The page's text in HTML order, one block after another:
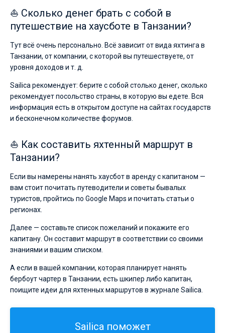
⛵ Сколько денег брать с собой в
путешествие на хаусботе в Танзании?
Тут всё очень персонально. Всё зависит от вида яхтинга в
Танзании, от компании, с которой вы путешествуете, от
уровня доходов и т. д.
Sailica рекомендует: берите с собой столько денег, сколько
рекомендует посольство страны, в которую вы едете. Вся
информация есть в открытом доступе на сайтах государств
и бесконечном количестве форумов.
⛵ Как составить яхтенный маршрут в
Танзании?
Если вы намерены нанять хаусбот в аренду с капитаном —
вам стоит почитать путеводители и советы бывалых
туристов, пройтись по Google Maps и почитать статьи о
регионах.
Далее — составьте список пожеланий и покажите его
капитану. Он составит маршрут в соответствии со своими
знаниями и вашим списком.
А если в вашей компании, которая планирует нанять
бербоут чартер в Танзании, есть шкипер либо капитан,
поищите идеи для яхтенных маршрутов в журнале Sailica.
Sailica поможет